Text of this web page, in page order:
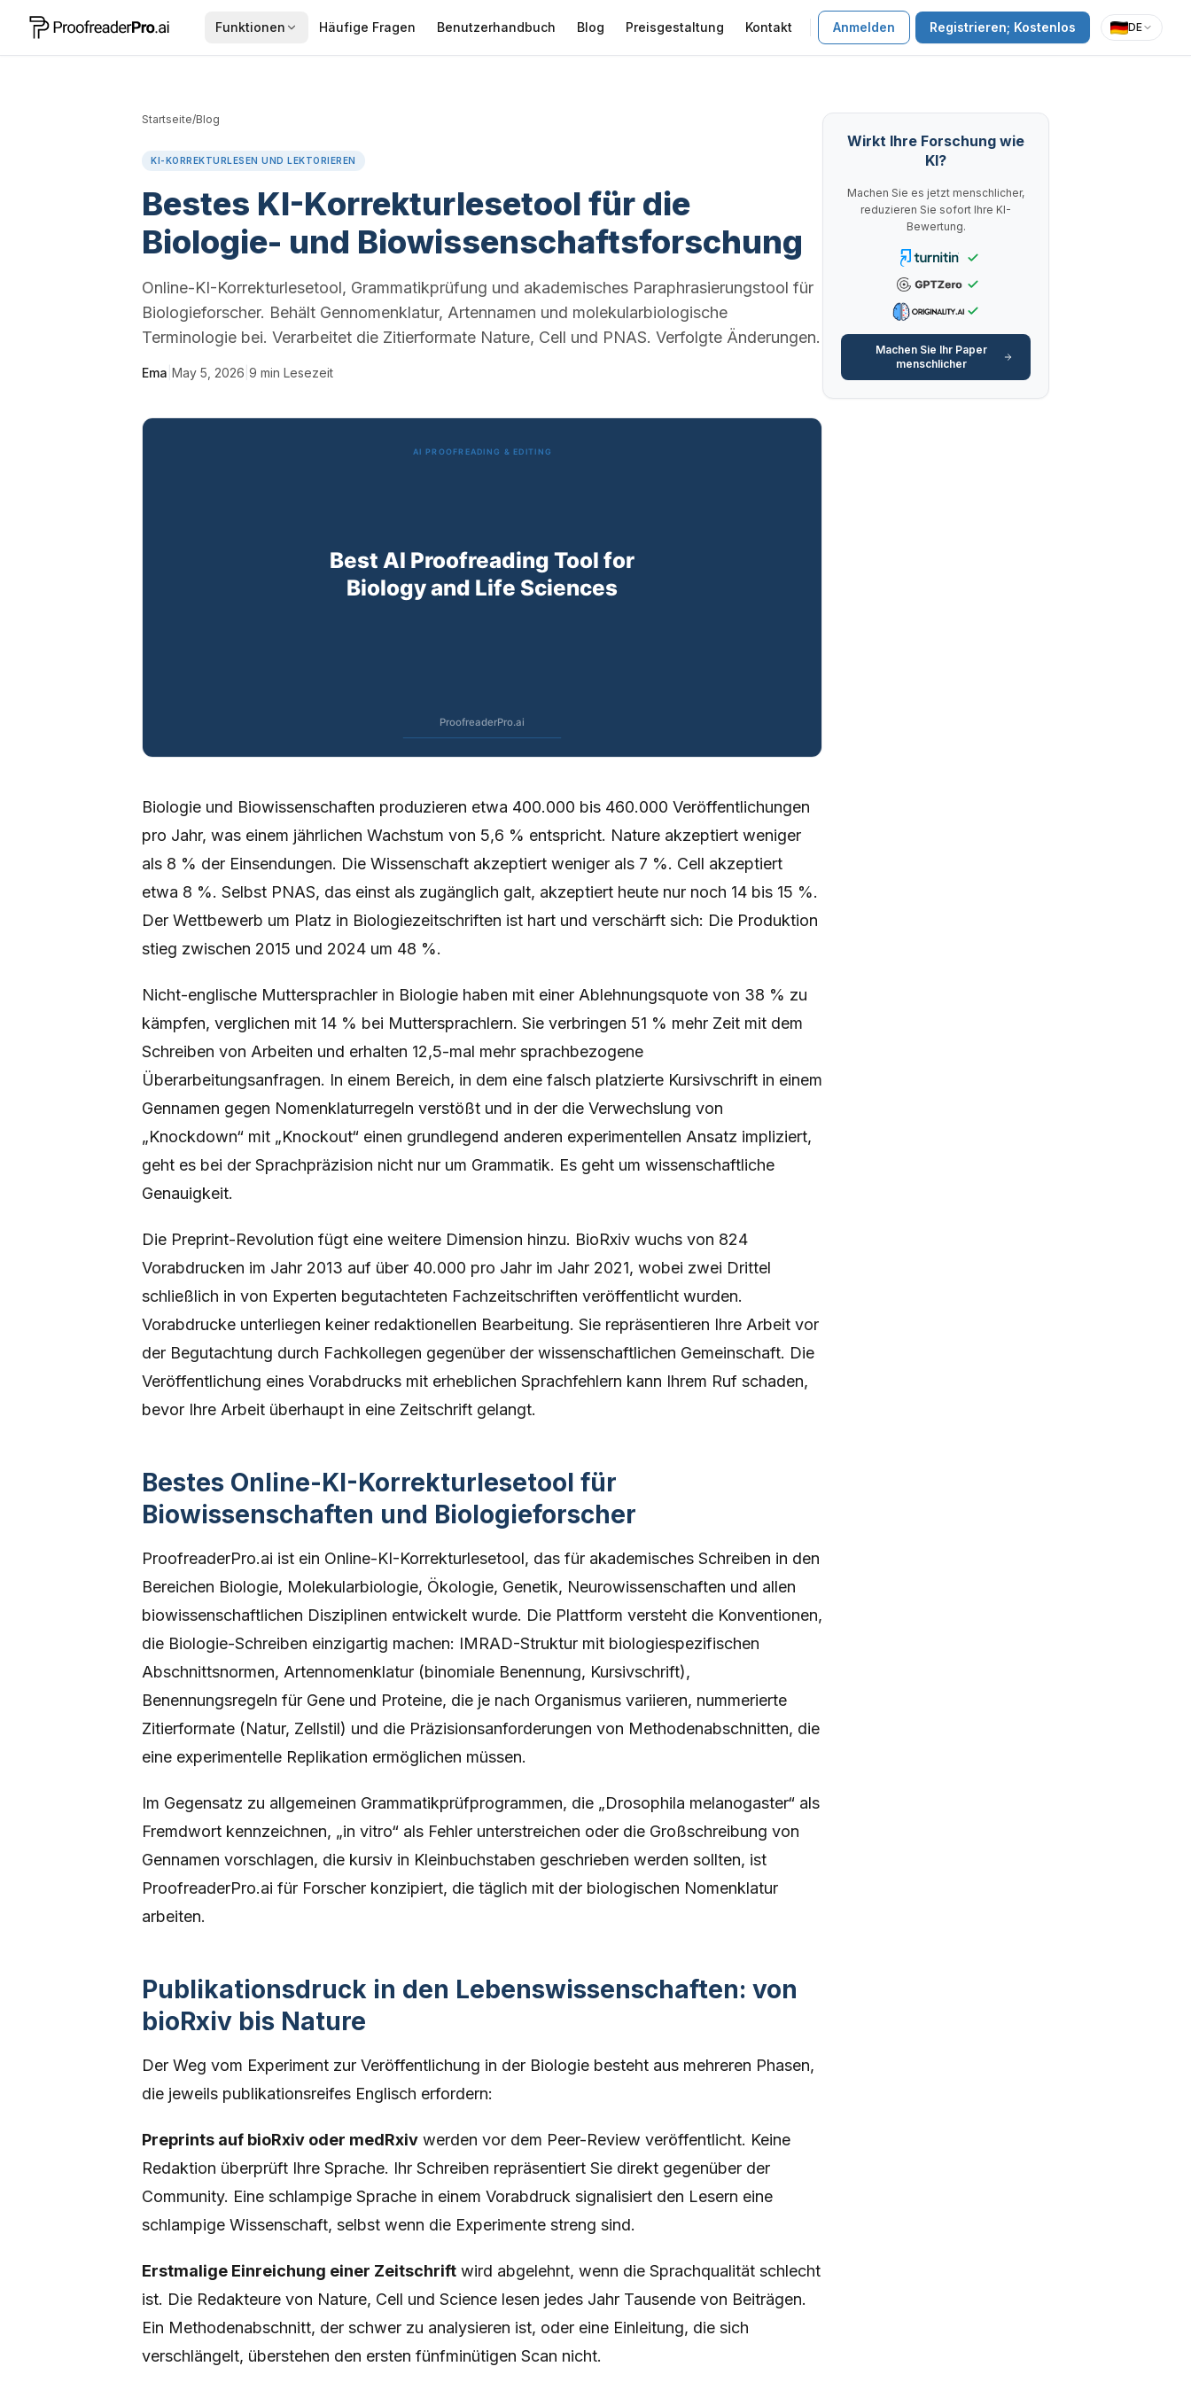
Funktionen Häufige Fragen Benutzerhandbuch Blog Preisgestaltung Kontakt Anmelden Registrieren; Kostenlos DE
Startseite/Blog
KI-KORREKTURLESEN UND LEKTORIEREN
Bestes KI-Korrekturlesetool für die
Biologie- und Biowissenschaftsforschung
Online-KI-Korrekturlesetool, Grammatikprüfung und akademisches Paraphrasierungstool für
Biologieforscher. Behält Gennomenklatur, Artennamen und molekularbiologische
Terminologie bei. Verarbeitet die Zitierformate Nature, Cell und PNAS. Verfolgte Änderungen.
Ema May 5, 2026 9 min Lesezeit
Biologie und Biowissenschaften produzieren etwa 400.000 bis 460.000 Veröffentlichungen
pro Jahr, was einem jährlichen Wachstum von 5,6 % entspricht. Nature akzeptiert weniger
als 8 % der Einsendungen. Die Wissenschaft akzeptiert weniger als 7 %. Cell akzeptiert
etwa 8 %. Selbst PNAS, das einst als zugänglich galt, akzeptiert heute nur noch 14 bis 15 %.
Der Wettbewerb um Platz in Biologiezeitschriften ist hart und verschärft sich: Die Produktion
stieg zwischen 2015 und 2024 um 48 %.
Nicht-englische Muttersprachler in Biologie haben mit einer Ablehnungsquote von 38 % zu
kämpfen, verglichen mit 14 % bei Muttersprachlern. Sie verbringen 51 % mehr Zeit mit dem
Schreiben von Arbeiten und erhalten 12,5-mal mehr sprachbezogene
Überarbeitungsanfragen. In einem Bereich, in dem eine falsch platzierte Kursivschrift in einem
Gennamen gegen Nomenklaturregeln verstößt und in der die Verwechslung von
„Knockdown“ mit „Knockout“ einen grundlegend anderen experimentellen Ansatz impliziert,
geht es bei der Sprachpräzision nicht nur um Grammatik. Es geht um wissenschaftliche
Genauigkeit.
Die Preprint-Revolution fügt eine weitere Dimension hinzu. BioRxiv wuchs von 824
Vorabdrucken im Jahr 2013 auf über 40.000 pro Jahr im Jahr 2021, wobei zwei Drittel
schließlich in von Experten begutachteten Fachzeitschriften veröffentlicht wurden.
Vorabdrucke unterliegen keiner redaktionellen Bearbeitung. Sie repräsentieren Ihre Arbeit vor
der Begutachtung durch Fachkollegen gegenüber der wissenschaftlichen Gemeinschaft. Die
Veröffentlichung eines Vorabdrucks mit erheblichen Sprachfehlern kann Ihrem Ruf schaden,
bevor Ihre Arbeit überhaupt in eine Zeitschrift gelangt.
Bestes Online-KI-Korrekturlesetool für
Biowissenschaften und Biologieforscher
ProofreaderPro.ai ist ein Online-KI-Korrekturlesetool, das für akademisches Schreiben in den
Bereichen Biologie, Molekularbiologie, Ökologie, Genetik, Neurowissenschaften und allen
biowissenschaftlichen Disziplinen entwickelt wurde. Die Plattform versteht die Konventionen,
die Biologie-Schreiben einzigartig machen: IMRAD-Struktur mit biologiespezifischen
Abschnittsnormen, Artennomenklatur (binomiale Benennung, Kursivschrift),
Benennungsregeln für Gene und Proteine, die je nach Organismus variieren, nummerierte
Zitierformate (Natur, Zellstil) und die Präzisionsanforderungen von Methodenabschnitten, die
eine experimentelle Replikation ermöglichen müssen.
Im Gegensatz zu allgemeinen Grammatikprüfprogrammen, die „Drosophila melanogaster“ als
Fremdwort kennzeichnen, „in vitro“ als Fehler unterstreichen oder die Großschreibung von
Gennamen vorschlagen, die kursiv in Kleinbuchstaben geschrieben werden sollten, ist
ProofreaderPro.ai für Forscher konzipiert, die täglich mit der biologischen Nomenklatur
arbeiten.
Publikationsdruck in den Lebenswissenschaften: von
bioRxiv bis Nature
Der Weg vom Experiment zur Veröffentlichung in der Biologie besteht aus mehreren Phasen,
die jeweils publikationsreifes Englisch erfordern:
Preprints auf bioRxiv oder medRxiv werden vor dem Peer-Review veröffentlicht. Keine
Redaktion überprüft Ihre Sprache. Ihr Schreiben repräsentiert Sie direkt gegenüber der
Community. Eine schlampige Sprache in einem Vorabdruck signalisiert den Lesern eine
schlampige Wissenschaft, selbst wenn die Experimente streng sind.
Erstmalige Einreichung einer Zeitschrift wird abgelehnt, wenn die Sprachqualität schlecht
ist. Die Redakteure von Nature, Cell und Science lesen jedes Jahr Tausende von Beiträgen.
Ein Methodenabschnitt, der schwer zu analysieren ist, oder eine Einleitung, die sich
verschlängelt, überstehen den ersten fünfminütigen Scan nicht.
Wirkt Ihre Forschung wie
KI?
Machen Sie es jetzt menschlicher,
reduzieren Sie sofort Ihre KI-
Bewertung.
Machen Sie Ihr Paper
menschlicher